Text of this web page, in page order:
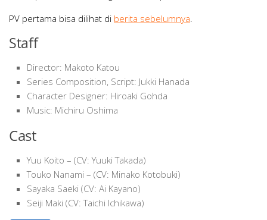
PV pertama bisa dilihat di berita sebelumnya
Staff
Director: Makoto Katou
Series Composition, Script: Jukki Hanada
Character Designer: Hiroaki Gohda
Music: Michiru Oshima
Cast
Yuu Koito – (CV: Yuuki Takada)
Touko Nanami – (CV: Minako Kotobuki)
Sayaka Saeki (CV: Ai Kayano)
Seiji Maki (CV: Taichi Ichikawa)